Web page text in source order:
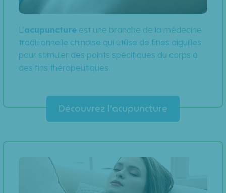
L’acupuncture est une branche de la médecine
traditionnelle chinoise qui utilise de fines aiguilles
pour stimuler des points spécifiques du corps à
des fins thérapeutiques.
Découvrez l’acupuncture